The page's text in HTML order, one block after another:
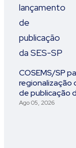
COSEMS/SP
regionalização
de publicação
Ago 05, 2026